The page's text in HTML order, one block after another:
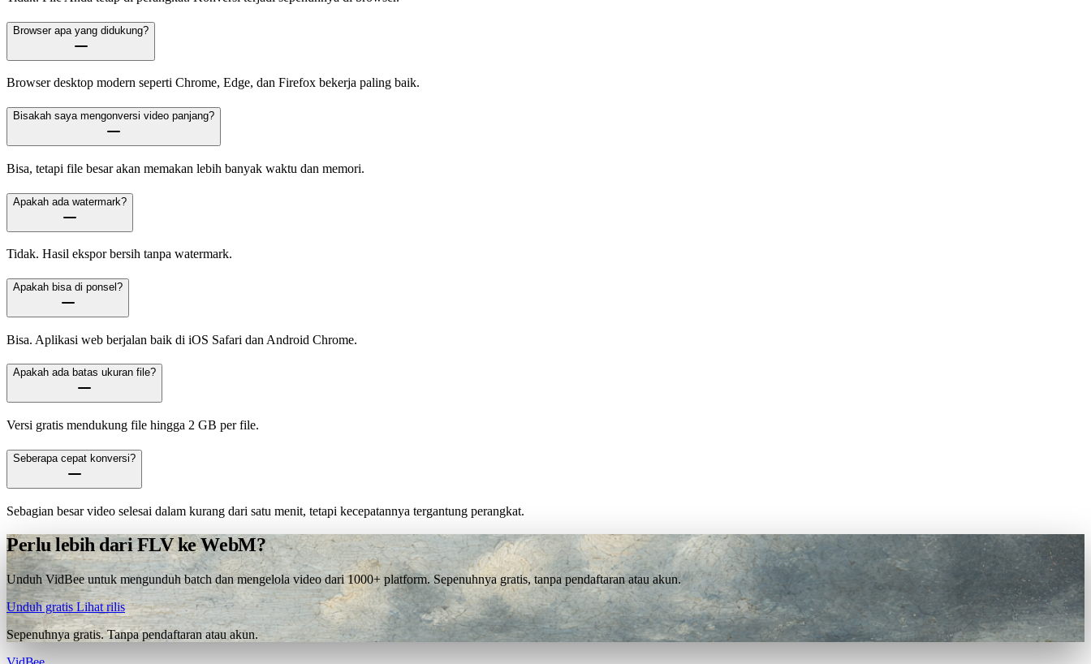
Browser apa yang didukung?
Browser desktop modern seperti Chrome, Edge, dan Firefox bekerja paling baik.
Bisakah saya mengonversi video panjang?
Bisa, tetapi file besar akan memakan lebih banyak waktu dan memori.
Apakah ada watermark?
Tidak. Hasil ekspor bersih tanpa watermark.
Apakah bisa di ponsel?
Bisa. Aplikasi web berjalan baik di iOS Safari dan Android Chrome.
Apakah ada batas ukuran file?
Versi gratis mendukung file hingga 2 GB per file.
Seberapa cepat konversi?
Sebagian besar video selesai dalam kurang dari satu menit, tetapi kecepatannya tergantung perangkat.
Perlu lebih dari FLV ke WebM?
Unduh VidBee untuk mengunduh batch dan mengelola video dari 1000+ platform. Sepenuhnya gratis, tanpa pendaftaran atau akun.
Unduh gratis Lihat rilis
Sepenuhnya gratis. Tanpa pendaftaran atau akun.